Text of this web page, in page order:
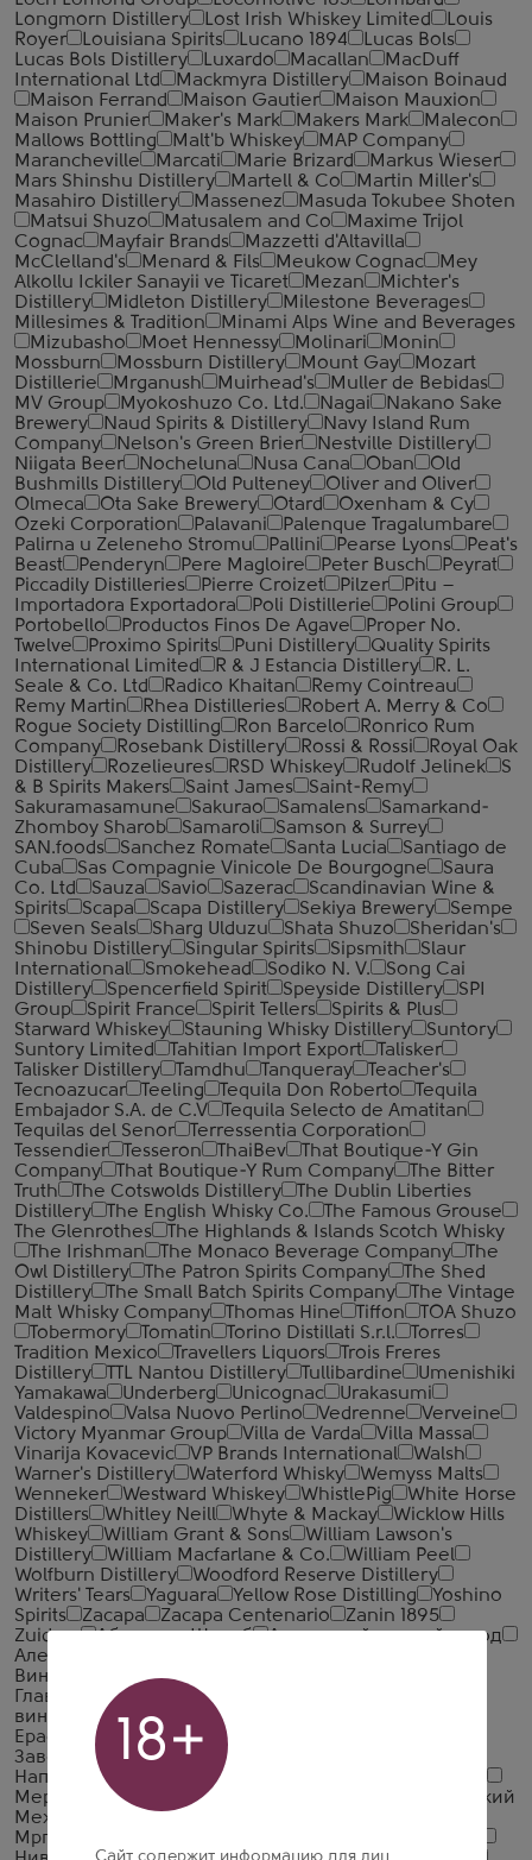
Longmorn Distillery
Lost Irish Whiskey Limited
Louis
Royer
Louisiana Spirits Lucano 1894
Lucas Bols
Lucas Bols Distillery
Luxardo Macallan
MacDuff
International Ltd
Mackmyra Distillery
Maison Boinaud
Maison Ferrand
Maison Gautier
Maison Mauxion
Maison Prunier
Maker's Mark Makers Mark
Malecon
Mallows Bottling
Malt'b Whiskey
MAP Company
Marancheville
Marcati Marie Brizard
Markus Wieser
Mars Shinshu Distillery
Martell & Co
Martin Miller's
Masahiro Distillery
Massenez
Masuda Tokubee Shoten
Matsui Shuzo
Matusalem and Co
Maxime Trijol
Cognac
Mayfair Brands
Mazzetti d'Altavilla
McClelland's
Menard & Fils Meukow Cognac
Mey
Alkollu Ickiler Sanayii ve Ticaret
Mezan
Michter's
Distillery
Midleton Distillery
Milestone Beverages
Millesimes & Tradition
Minami Alps Wine and Beverages
Mizubasho
Moet Hennessy Molinari
Monin
Mossburn
Mossburn Distillery Mount Gay
Mozart
Distillerie
Mrganush Muirhead's
Muller de Bebidas
MV Group
Myokoshuzo Co. Ltd. Nagai
Nakano Sake
Brewery
Naud Spirits & Distillery
Navy Island Rum
Company
Nelson's Green Brier
Nestville Distillery
Niigata Beer
Nocheluna Nusa Cana Oban
Old
Bushmills Distillery
Old Pulteney
Oliver and Oliver
Olmeca
Ota Sake Brewery Otard
Oxenham & Cy
Ozeki Corporation
Palavani
Palenque Tragalumbare
Palirna u Zeleneho Stromu
Pallini Pearse Lyons
Peat's
Beast
Penderyn Pere Magloire Peter Busch
Peyrat
Piccadily Distilleries
Pierre Croizet Pilzer
Pitu –
Importadora Exportadora
Poli Distillerie
Polini Group
Portobello
Productos Finos De Agave
Proper No.
Twelve
Proximo Spirits Puni Distillery
Quality Spirits
International Limited
R & J Estancia Distillery
R. L.
Seale & Co. Ltd
Radico Khaitan
Remy Cointreau
Remy Martin
Rhea Distilleries
Robert A. Merry & Co
Rogue Society Distilling
Ron Barcelo
Ronrico Rum
Company
Rosebank Distillery Rossi & Rossi
Royal Oak
Distillery
Rozelieures RSD Whiskey Rudolf Jelinek
S
& B Spirits Makers
Saint James
Saint-Remy
Sakuramasamune
Sakurao Samalens
Samarkand-
Zhomboy Sharob
Samaroli
Samson & Surrey
SAN.foods
Sanchez Romate Santa Lucia
Santiago de
Cuba
Sas Compagnie Vinicole De Bourgogne
Saura
Co. Ltd
Sauza Savio Sazerac
Scandinavian Wine &
Spirits
Scapa Scapa Distillery Sekiya Brewery
Sempe
Seven Seals
Sharg Ulduzu Shata Shuzo
Sheridan's
Shinobu Distillery
Singular Spirits Sipsmith
Slaur
International
Smokehead Sodiko N. V.
Song Cai
Distillery
Spencerfield Spirit Speyside Distillery
SPI
Group
Spirit France Spirit Tellers
Spirits & Plus
Starward Whiskey
Stauning Whisky Distillery
Suntory
Suntory Limited
Tahitian Import Export
Talisker
Talisker Distillery
Tamdhu Tanqueray
Teacher's
Tecnoazucar
Teeling Tequila Don Roberto
Tequila
Embajador S.A. de C.V
Tequila Selecto de Amatitan
Tequilas del Senor
Terressentia Corporation
Tessendier
Tesseron ThaiBev
That Boutique-Y Gin
Company
That Boutique-Y Rum Company
The Bitter
Truth
The Cotswolds Distillery
The Dublin Liberties
Distillery
The English Whisky Co.
The Famous Grouse
The Glenrothes
The Highlands & Islands Scotch Whisky
The Irishman
The Monaco Beverage Company
The
Owl Distillery
The Patron Spirits Company
The Shed
Distillery
The Small Batch Spirits Company
The Vintage
Malt Whisky Company
Thomas Hine Tiffon
TOA Shuzo
Tobermory
Tomatin Torino Distillati S.r.l.
Torres
Tradition Mexico
Travellers Liquors
Trois Freres
Distillery
TTL Nantou Distillery Tullibardine
Umenishiki
Yamakawa
Underberg Unicognac
Urakasumi
Valdespino
Valsa Nuovo Perlino Vedrenne
Verveine
Victory Myanmar Group
Villa de Varda
Villa Massa
Vinarija Kovacevic
VP Brands International
Walsh
Warner's Distillery
Waterford Whisky
Wemyss Malts
Wenneker
Westward Whiskey WhistlePig
White Horse
Distillers
Whitley Neill Whyte & Mackay
Wicklow Hills
Whiskey
William Grant & Sons
William Lawson's
Distillery
William Macfarlane & Co.
William Peel
Wolfburn Distillery
Woodford Reserve Distillery
Writers' Tears
Yaguara Yellow Rose Distilling
Yoshino
Spirits
Zacapa Zacapa Centenario
Zanin 1895
Zuidam
Абшерон-Шараб
Авшарский винный завод
Алеф-Виналь-Крым
Вин
Бахчисарай ВКЗ
Главспиртпром
Грейн Алко
винно-коньячный завод)
Ерасхский винный завод
Завод
Иронсан КВС
Напитков Алаверди
Крымская Водочная Компания
Мердзаванский коньячный завод
ММВЗ (Московский
Межреспубликанский Винодельческий Завод)
Мргашен Винно-коньячный завод
18+
Сайт содержит информацию для лиц